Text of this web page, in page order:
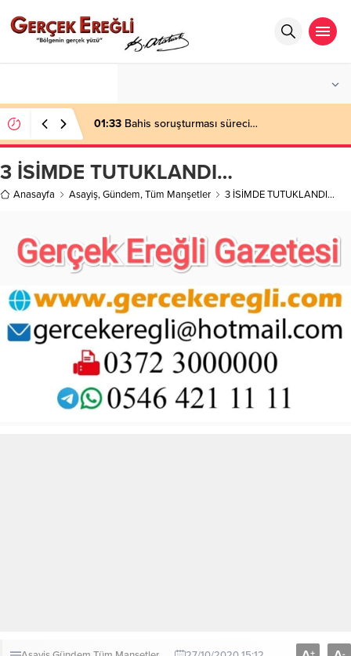
01:33 Bahis soruşturması süreci…
3 İSİMDE TUTUKLANDI…
Anasayfa Asayiş,Gündem,Tüm Manşetler 3 İSİMDE TUTUKLANDI…
+ -